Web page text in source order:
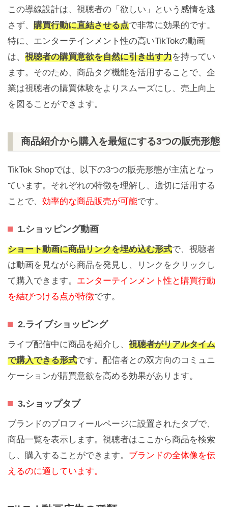
この導線設計は、視聴者の「欲しい」という感情を逃
さず、 購買行動に直結させる点で非常に効果的です。
特に、エンターテインメント性の高いTikTokの動画
は、 視聴者の購買意欲を自然に引き出す力を持ってい
ます。そのため、商品タグ機能を活用することで、企
業は視聴者の購買体験をよりスムーズにし、売上向上
を図ることができます。
商品紹介から購入を最短にする3つの販売形態
TikTok Shopでは、以下の3つの販売形態が主流となっ
ています。それぞれの特徴を理解し、適切に活用する
ことで、 効率的な商品販売が可能です。
1.ショッピング動画
ショート動画に商品リンクを埋め込む形式で、視聴者
は動画を見ながら商品を発見し、リンクをクリックし
て購入できます。 エンターテインメント性と購買行動
を結びつける点が特徴です。
2.ライブショッピング
ライブ配信中に商品を紹介し、 視聴者がリアルタイム
で購入できる形式です。配信者との双方向のコミュニ
ケーションが購買意欲を高める効果があります。
3.ショップタブ
ブランドのプロフィールページに設置されたタブで、
商品一覧を表示します。視聴者はここから商品を検索
し、購入することができます。 ブランドの全体像を伝
えるのに適しています。